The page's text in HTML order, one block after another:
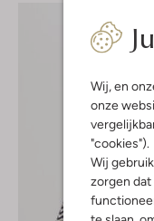
Wij, en
onze
"cookies").
Wij
zorgen